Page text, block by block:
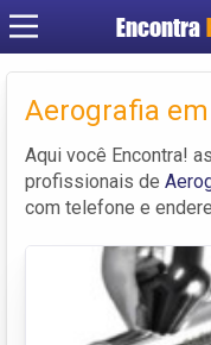
Encontra
Aerografia
Aqui você Encontra!
profissionais de
com telefone e